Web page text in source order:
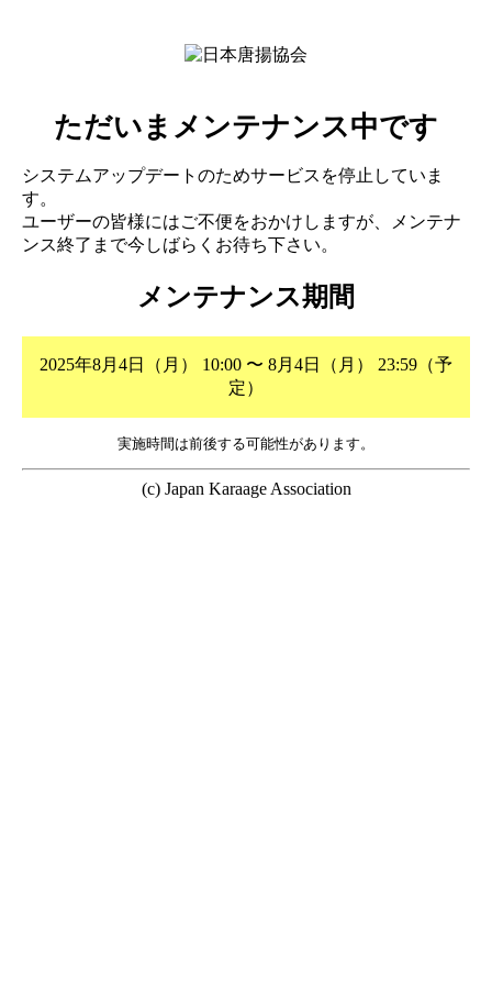
ただいまメンテナンス中です
システムアップデートのためサービスを停止していま
す。
ユーザーの皆様にはご不便をおかけしますが、メンテナ
ンス終了まで今しばらくお待ち下さい。
メンテナンス期間
2025年8月4日（月） 10:00 〜 8月4日（月） 23:59（予
定）
実施時間は前後する可能性があります。
(c) Japan Karaage Association